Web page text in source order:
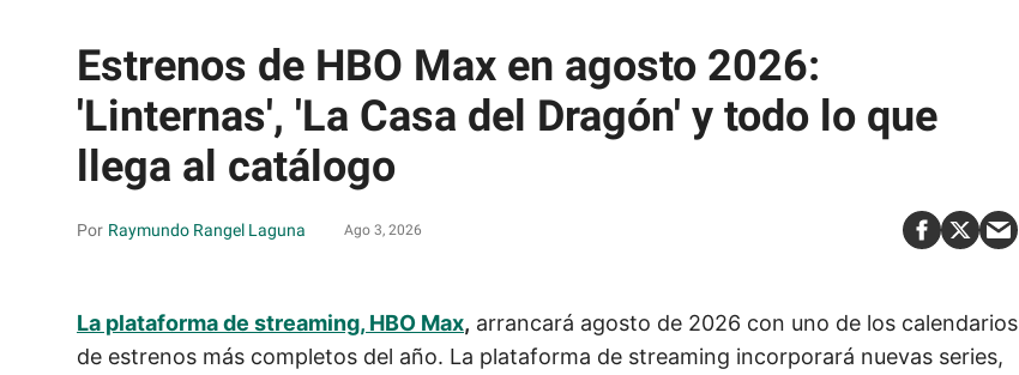
Estrenos de HBO Max en agosto 2026:
'Linternas', 'La Casa del Dragón' y todo lo que
llega al catálogo
Raymundo Rangel Laguna Ago 3, 2026
La plataforma de streaming, HBO Max, arrancará agosto de 2026 con uno de los calendarios
de estrenos más completos del año. La plataforma de streaming incorporará nuevas series,